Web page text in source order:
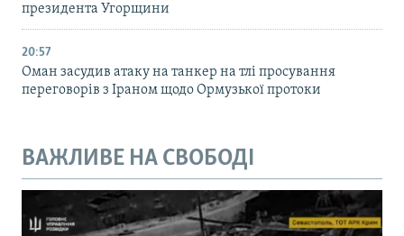
президента Угорщини
20:57
Оман засудив атаку на танкер на тлі просування
переговорів з Іраном щодо Ормузької протоки
ВАЖЛИВЕ НА СВОБОДІ